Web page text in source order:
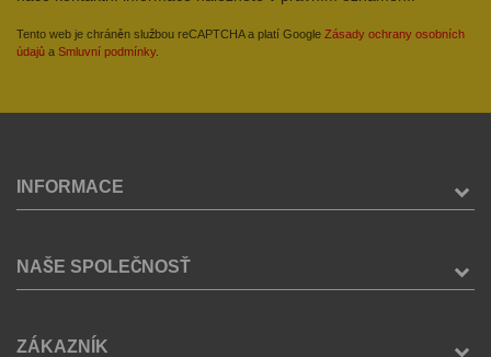
Tento web je chráněn službou reCAPTCHA a platí Google Zásady ochrany osobních
údajů a Smluvní podmínky.
INFORMACE
NAŠE SPOLEČNOSŤ
ZÁKAZNÍK